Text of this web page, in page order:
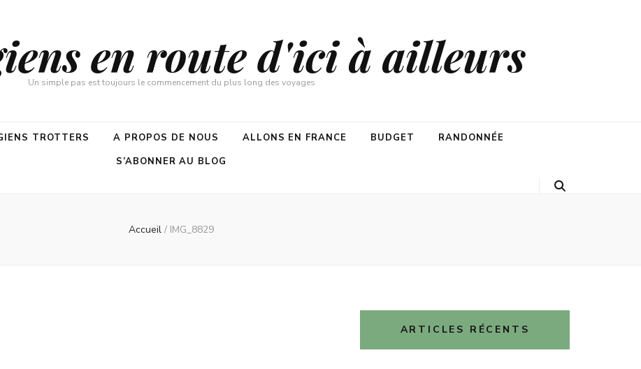
en route d'ici à ailleurs
Un simple pas est toujours le commencement du plus long des voyages
TROTTERS A PROPOS DE NOUS ALLONS EN FRANCE BUDGET
RANDONNÉE
S’ABONNER AU BLOG
Accueil / IMG_8829
ARTICLES RÉCENTS